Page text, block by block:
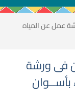
عمل عن المياه
فى ورشة